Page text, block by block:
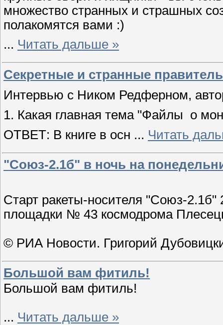
множество странных и страшных
полакомятся вами :)
... Читать дальше »
Секретные и странные
Интервью с Ником Редферном,
1. Какая главная тема "Файлы о
ОТВЕТ: В книге в осн ... Читать
"Союз-2.1б" в ночь на
Старт ракеты-носителя "Союз-
площадки № 43 космодрома
© РИА Новости. Григорий
Большой вам фитиль!
Большой вам фитиль!
... Читать дальше »